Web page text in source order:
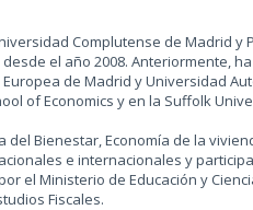
Complutense de Madrid y
el año 2008. Anteriormente,
de Madrid y Universidad
of Economics y en la Suffolk
Bienestar, Economía de la
e internacionales y
el Ministerio de Educación y
Fiscales.